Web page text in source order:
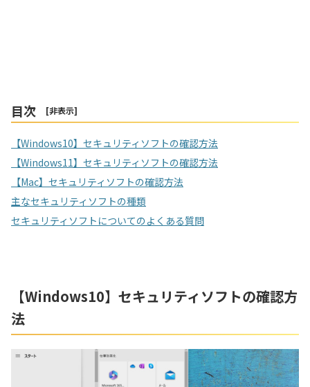
目次 [非表示]
【Windows10】セキュリティソフトの確認方法
【Windows11】セキュリティソフトの確認方法
【Mac】セキュリティソフトの確認方法
主なセキュリティソフトの種類
セキュリティソフトについてのよくある質問
【Windows10】セキュリティソフトの確認方
法